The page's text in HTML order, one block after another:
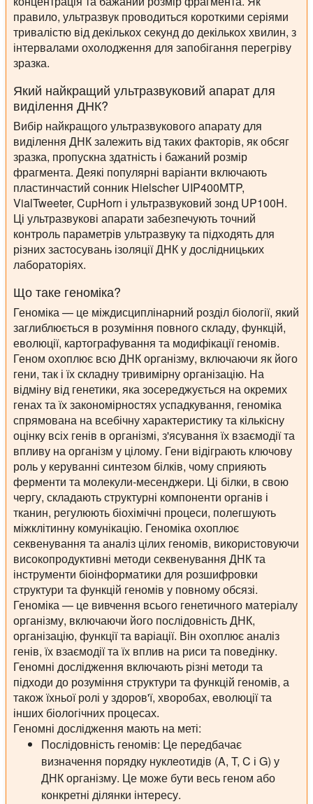
правило, ультразвук проводиться короткими серіями
тривалістю від декількох секунд до декількох хвилин, з
інтервалами охолодження для запобігання перегріву
зразка.
Який найкращий ультразвуковий апарат для
виділення ДНК?
Вибір найкращого ультразвукового апарату для
виділення ДНК залежить від таких факторів, як обсяг
зразка, пропускна здатність і бажаний розмір
фрагмента. Деякі популярні варіанти включають
пластинчастий сонник Hielscher UIP400MTP,
VialTweeter, CupHorn і ультразвуковий зонд UP100H.
Ці ультразвукові апарати забезпечують точний
контроль параметрів ультразвуку та підходять для
різних застосувань ізоляції ДНК у дослідницьких
лабораторіях.
Що таке геноміка?
Геноміка — це міждисциплінарний розділ біології, який
заглиблюється в розуміння повного складу, функцій,
еволюції, картографування та модифікації геномів.
Геном охоплює всю ДНК організму, включаючи як його
гени, так і їх складну тривимірну організацію. На
відміну від генетики, яка зосереджується на окремих
генах та їх закономірностях успадкування, геноміка
спрямована на всебічну характеристику та кількісну
оцінку всіх генів в організмі, з'ясування їх взаємодії та
впливу на організм у цілому. Гени відіграють ключову
роль у керуванні синтезом білків, чому сприяють
ферменти та молекули-месенджери. Ці білки, в свою
чергу, складають структурні компоненти органів і
тканин, регулюють біохімічні процеси, полегшують
міжклітинну комунікацію. Геноміка охоплює
секвенування та аналіз цілих геномів, використовуючи
високопродуктивні методи секвенування ДНК та
інструменти біоінформатики для розшифровки
структури та функцій геномів у повному обсязі.
Геноміка — це вивчення всього генетичного матеріалу
організму, включаючи його послідовність ДНК,
організацію, функції та варіації. Він охоплює аналіз
генів, їх взаємодії та їх вплив на риси та поведінку.
Геномні дослідження включають різні методи та
підходи до розуміння структури та функцій геномів, а
також їхньої ролі у здоров'ї, хворобах, еволюції та
інших біологічних процесах.
Геномні дослідження мають на меті:
Послідовність геномів: Це передбачає
визначення порядку нуклеотидів (A, T, C і G) у
ДНК організму. Це може бути весь геном або
конкретні ділянки інтересу.